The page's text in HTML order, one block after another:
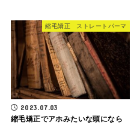
縮毛矯正 ストレートパーマ
2023.07.03
縮毛矯正でアホみたいな頭になら